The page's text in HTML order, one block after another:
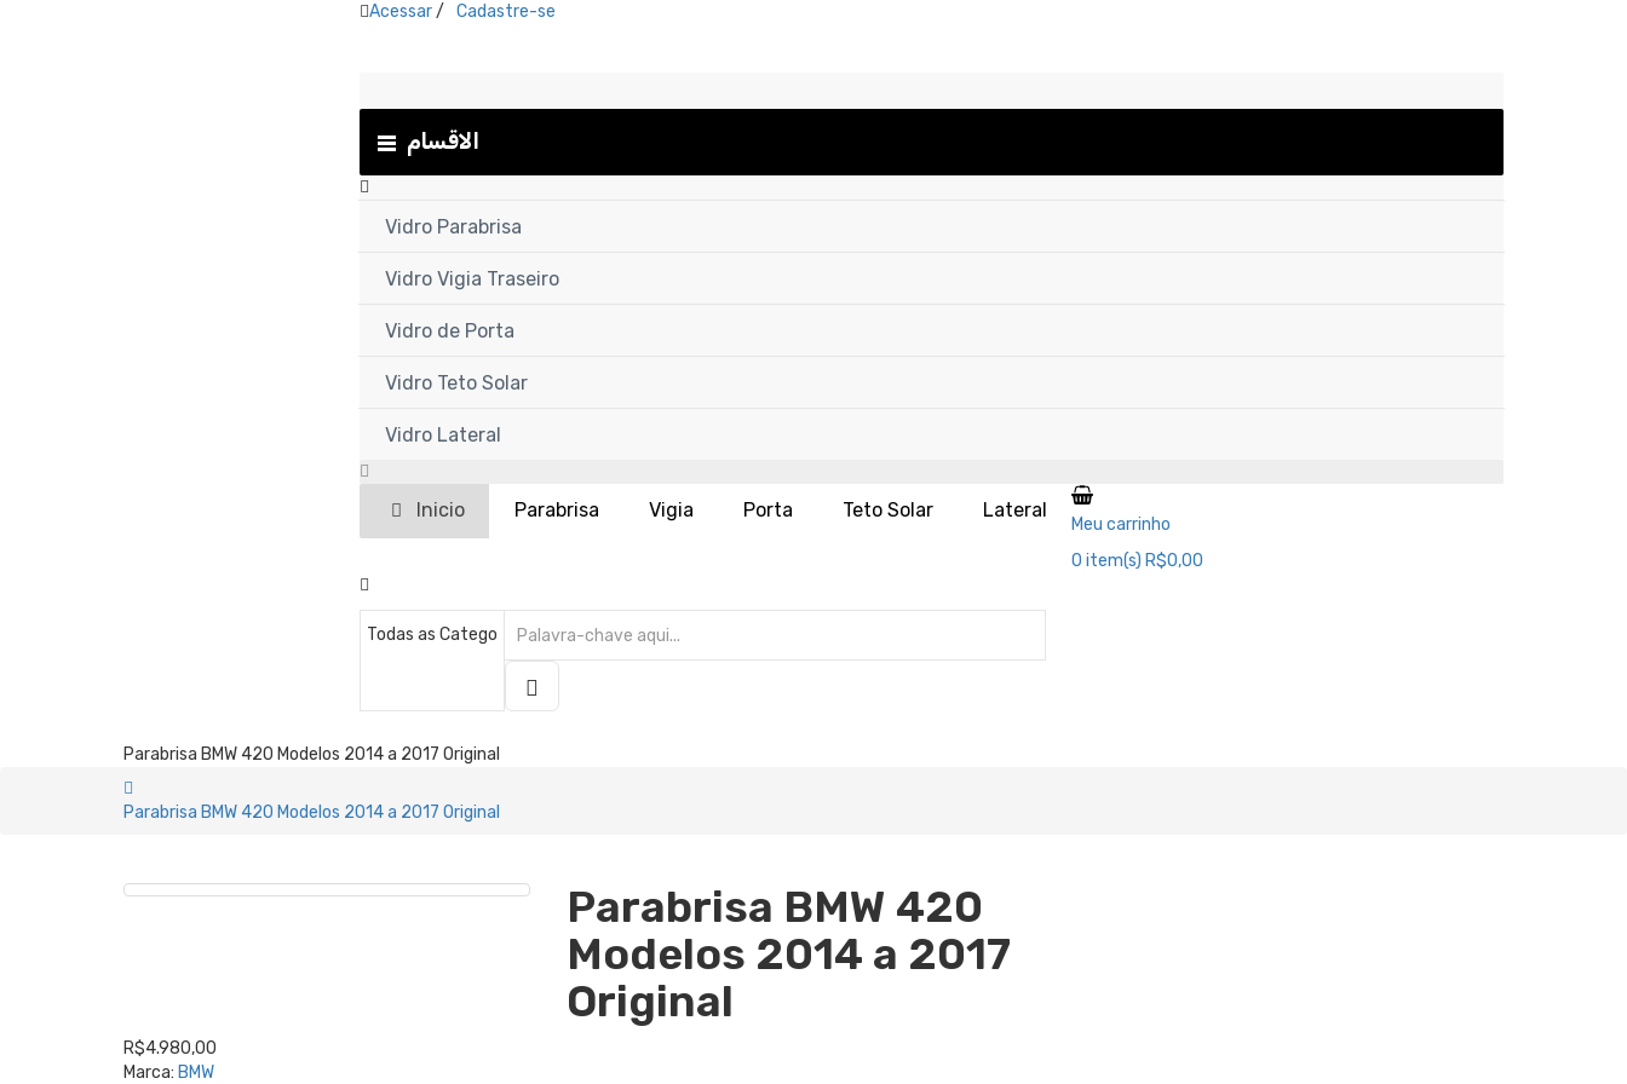
Acessar/ Cadastre-se
الاقسام
Vidro Parabrisa
Vidro Vigia Traseiro
Vidro de Porta
Vidro Teto Solar
Vidro Lateral
Inicio Parabrisa Vigia Porta Teto Solar Lateral
Meu carrinho
0 item(s) R$0,00
Parabrisa BMW 420 Modelos 2014 a 2017 Original
Parabrisa BMW 420 Modelos 2014 a 2017 Original
Parabrisa BMW 420
Modelos 2014 a 2017
Original
R$4.980,00
Marca: BMW